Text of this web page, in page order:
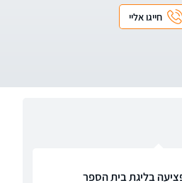
חייגו אליי
בליגת בית הספר